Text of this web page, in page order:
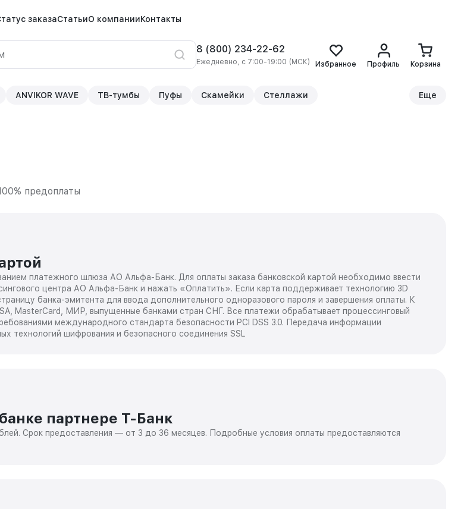
заказаСтатьиО компанииКонтакты
8 (800) 234-22-62
Ежедневно, с 7:00-19:00 (МСК) Избранное Профиль Корзина
ANVIKOR WAVE ТВ-тумбы Пуфы Скамейки Стеллажи Еще
предоплаты
платежного шлюза АО Альфа-Банк. Для оплаты заказа банковской картой необходимо ввести
центра АО Альфа-Банк и нажать «Оплатить». Если карта поддерживает технологию 3D
банка-эмитента для ввода дополнительного одноразового пароля и завершения оплаты. К
MasterCard, МИР, выпущенные банками стран СНГ. Все платежи обрабатывает процессинговый
международного стандарта безопасности PCI DSS 3.0. Передача информации
технологий шифрования и безопасного соединения SSL
партнере Т-Банк
Срок предоставления — от 3 до 36 месяцев. Подробные условия оплаты предоставляются